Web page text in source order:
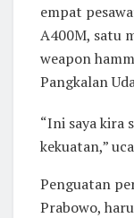
empat
A400M, satu
weapon
Pangkalan
“Ini saya kira
kekuatan,”
Penguatan
Prabowo,